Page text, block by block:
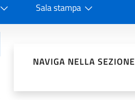
Sala stampa
NAVIGA NELLA SEZIONE